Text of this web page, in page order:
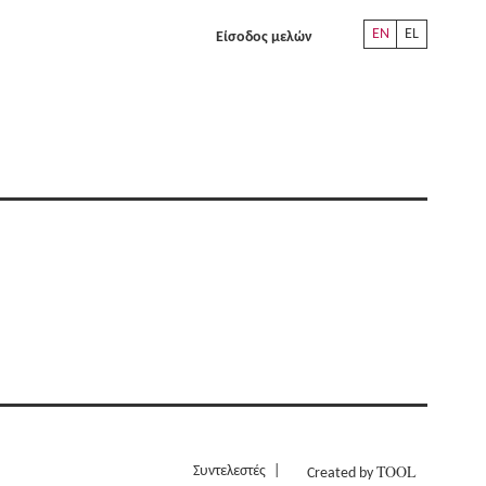
EN EL
Είσοδος μελών
Συντελεστές Created byTOOL